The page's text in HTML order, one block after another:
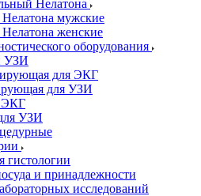
Нелатона
мужские
женские
оборудования
УЗИ
для ЭКГ
для УЗИ
ЭКГ
УЗИ
гистологии
и принадлежности
исследований